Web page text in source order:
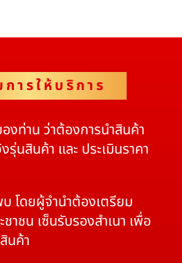
การให้บริการ
งท่าน ว่าต้องการนำสินค้า
รุ่นสินค้า และ ประเมินราคา
โดยผู้จำนำต้องเตรียม
ชาชน เซ็นรับรองสำเนา เพื่อ
นค้า